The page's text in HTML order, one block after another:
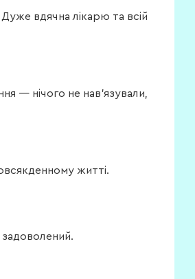
вдячна лікарю та всій
— нічого не нав’язували,
житті.